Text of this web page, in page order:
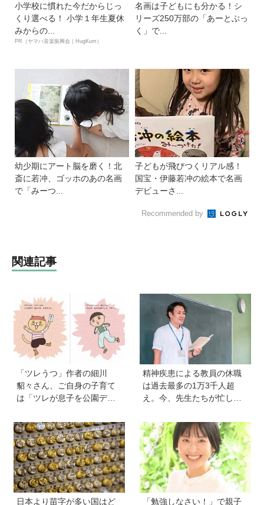
小学校に慣れた今だからじっ
くり選べる！ 小学１年生夏休
みからの...
PR（ヤマハ音楽振興会｜HugKum）
名画は子どもにも分かる！シ
リーズ250万部の「あーとぶっ
く」で...
幼少期にアート脳を磨く！北
斎に若冲、ゴッホのあの名画
で「みーつ...
子どもが飛びつくリアル感！
国宝・伊藤若冲の絵本で名画
デビューさ...
Recommended by
関連記事
「ツレうつ」作者の細川
貂々さん、ご自身の子育て
は「ツレが息子を公園デビ
いた」ーー初の創作絵本
「タネがひとつぶ」は幼か
った息子さんと共作した思
い出のストーリー
精神疾患による教員の休職
は過去最多の1万3千人超
え。今、先生たちが忙しす
知っておきたい学校のリア
ル】
日本より苗字が多い国はど 「勉強しなさい！」で親子